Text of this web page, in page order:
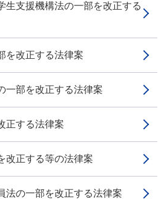
生支援機構法の一部を改正する
を改正する法律案
一部を改正する法律案
正する法律案
改正する等の法律案
法の一部を改正する法律案